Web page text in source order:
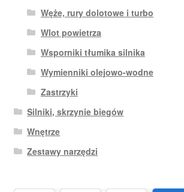
Węże, rury dolotowe i turbo
Wlot powietrza
Wsporniki tłumika silnika
Wymienniki olejowo-wodne
Zastrzyki
Silniki, skrzynie biegów
Wnętrze
Zestawy narzędzi